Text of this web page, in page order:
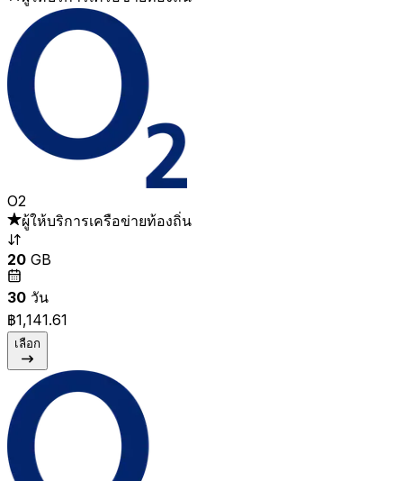
O2
ผู้ให้บริการเครือข่ายท้องถิ่น
20 GB
30 วัน
฿1,141.61
เลือก